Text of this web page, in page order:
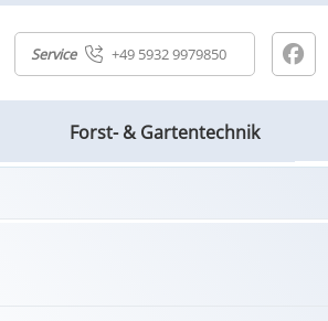
Service +49 5932 9979850
Forst- & Gartentechnik